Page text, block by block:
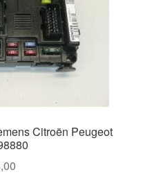
Citroën Peugeot